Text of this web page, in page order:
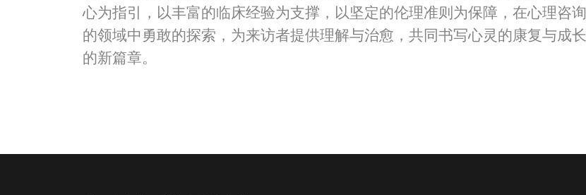
心为指引，以丰富的临床经验为支撑，以坚定的伦理准则为保障，在心理咨询
的领域中勇敢的探索，为来访者提供理解与治愈，共同书写心灵的康复与成长
的新篇章。